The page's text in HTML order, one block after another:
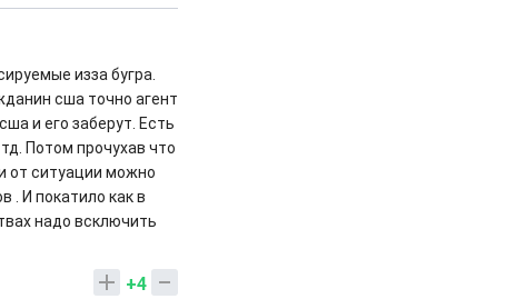
изза бугра.
сша точно агент
и его заберут. Есть
Потом прочухав что
от ситуации можно
. И покатило как в
надо всключить
+4